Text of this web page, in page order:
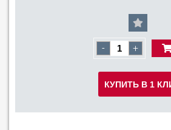
- +
КУПИТЬ В 1